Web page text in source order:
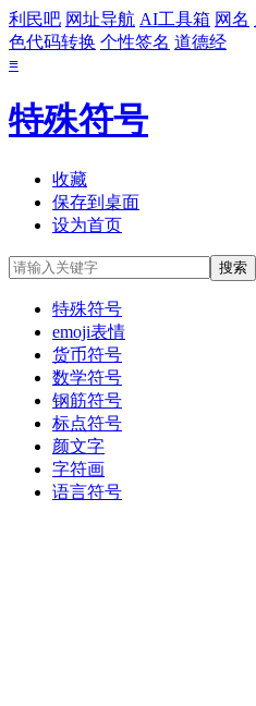
利民吧 网址导航 AI工具箱 网名
色代码转换 个性签名 道德经
≡
特殊符号
收藏
保存到桌面
设为首页
特殊符号
emoji表情
货币符号
数学符号
钢筋符号
标点符号
颜文字
字符画
语言符号